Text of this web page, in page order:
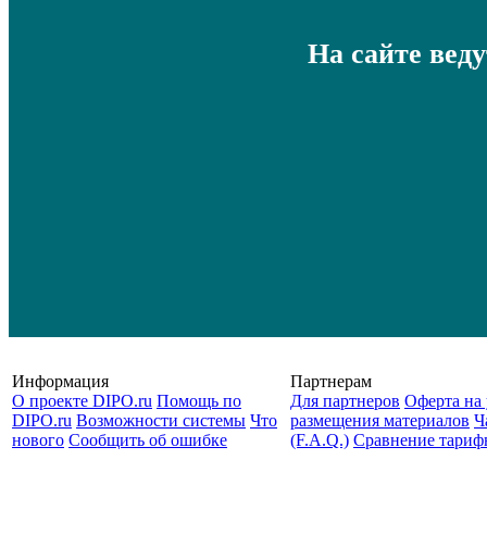
На сайте
Информация
О проекте DIPO.ru Помощь по
DIPO.ru Возможности системы Что
нового Сообщить об ошибке
Партнерам
Для партнеров Оферта на
размещения материалов
(F.A.Q.) Cравнение